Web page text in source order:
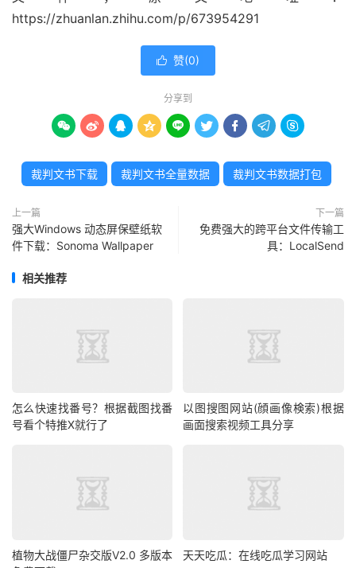
https://zhuanlan.zhihu.com/p/673954291
 赞(0)
分享到
        
裁判文书下载 裁判文书全量数据 裁判文书数据打包
上一篇
强大Windows 动态屏保壁纸软
件下载：Sonoma Wallpaper
下一篇
免费强大的跨平台文件传输工
具：LocalSend
相关推荐
怎么快速找番号？根据截图找番
号看个特推X就行了
以图搜图网站(顔画像検索)根据
画面搜索视频工具分享
植物大战僵尸杂交版V2.0 多版本
天天吃瓜：在线吃瓜学习网站